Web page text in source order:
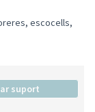
escocells,
suport